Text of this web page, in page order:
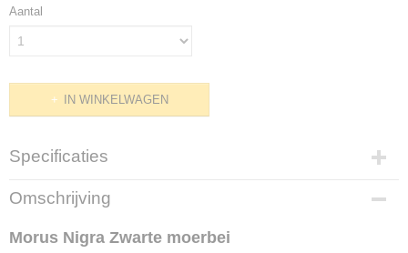
Aantal
IN WINKELWAGEN
Specificaties
Productcode
F1695
Bruto gewicht
Omschrijving
Morus Nigra Zwarte moerbei